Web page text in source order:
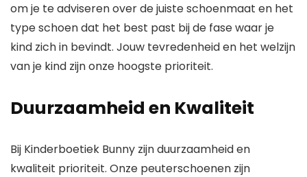
om je te adviseren over de juiste schoenmaat en het
type schoen dat het best past bij de fase waar je
kind zich in bevindt. Jouw tevredenheid en het welzijn
van je kind zijn onze hoogste prioriteit.
Duurzaamheid en Kwaliteit
Bij Kinderboetiek Bunny zijn duurzaamheid en
kwaliteit prioriteit. Onze peuterschoenen zijn